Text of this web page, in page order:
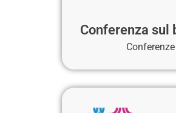
Conferenza sul